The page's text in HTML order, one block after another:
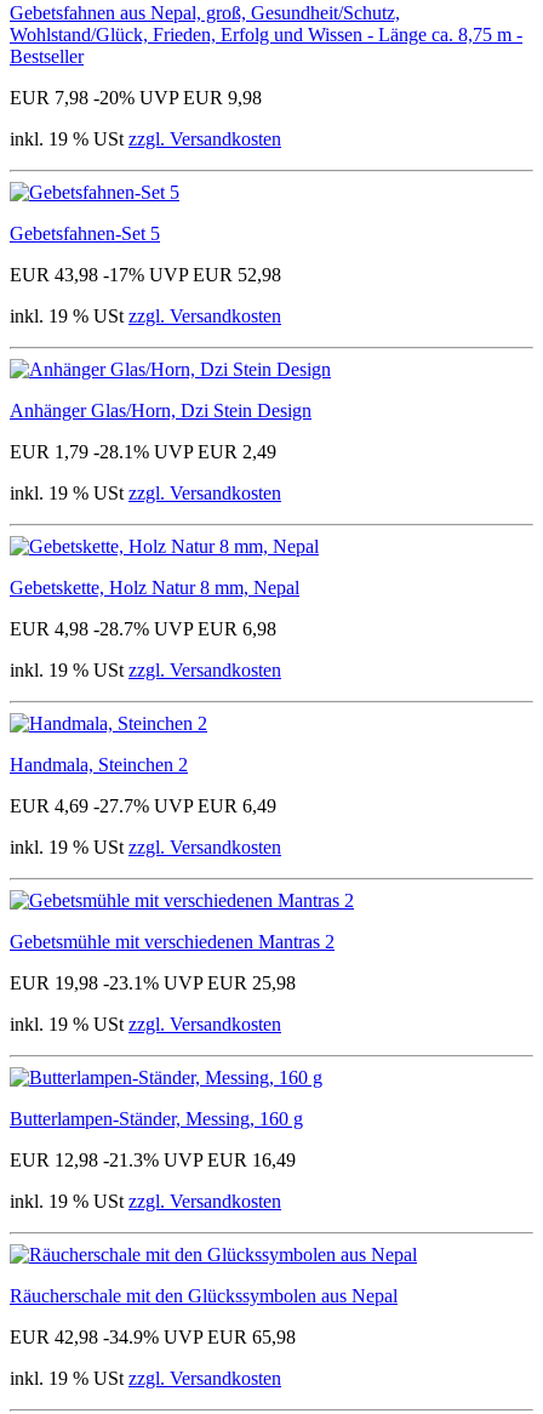
Gebetsfahnen aus Nepal, groß, Gesundheit/Schutz,
Wohlstand/Glück, Frieden, Erfolg und Wissen - Länge ca. 8,75 m -
Bestseller
EUR 7,98 -20% UVP EUR 9,98
inkl. 19 % USt zzgl. Versandkosten
Gebetsfahnen-Set 5
EUR 43,98 -17% UVP EUR 52,98
inkl. 19 % USt zzgl. Versandkosten
Anhänger Glas/Horn, Dzi Stein Design
EUR 1,79 -28.1% UVP EUR 2,49
inkl. 19 % USt zzgl. Versandkosten
Gebetskette, Holz Natur 8 mm, Nepal
EUR 4,98 -28.7% UVP EUR 6,98
inkl. 19 % USt zzgl. Versandkosten
Handmala, Steinchen 2
EUR 4,69 -27.7% UVP EUR 6,49
inkl. 19 % USt zzgl. Versandkosten
Gebetsmühle mit verschiedenen Mantras 2
EUR 19,98 -23.1% UVP EUR 25,98
inkl. 19 % USt zzgl. Versandkosten
Butterlampen-Ständer, Messing, 160 g
EUR 12,98 -21.3% UVP EUR 16,49
inkl. 19 % USt zzgl. Versandkosten
Räucherschale mit den Glückssymbolen aus Nepal
EUR 42,98 -34.9% UVP EUR 65,98
inkl. 19 % USt zzgl. Versandkosten